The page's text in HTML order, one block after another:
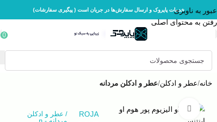
عبور به ناوبری
رفتن به محتوای اصلی
خدمات پاپروک و ارسال سفارش‌ها در جریان است ( پیگیری سفارشات)
0
خانه عطر و ادکلن عطر و ادکلن مردانه
بزرگنمایی تصویر
ROJA
/ عطر و ادکلن